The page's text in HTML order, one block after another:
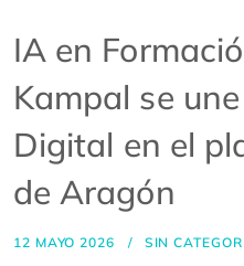
IA en
Kampal se
Digital en el
de Aragón
12 MAYO 2026 SIN